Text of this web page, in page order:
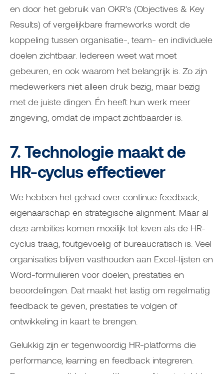
en door het gebruik van OKR’s (Objectives & Key
Results) of vergelijkbare frameworks wordt de
koppeling tussen organisatie-, team- en individuele
doelen zichtbaar. Iedereen weet wat moet
gebeuren, en ook waarom het belangrijk is. Zo zijn
medewerkers niet alleen druk bezig, maar bezig
met de juiste dingen. Én heeft hun werk meer
zingeving, omdat de impact zichtbaarder is.
7. Technologie maakt de
HR-cyclus effectiever
We hebben het gehad over continue feedback,
eigenaarschap en strategische alignment. Maar al
deze ambities komen moeilijk tot leven als de HR-
cyclus traag, foutgevoelig of bureaucratisch is. Veel
organisaties blijven vasthouden aan Excel-lijsten en
Word-formulieren voor doelen, prestaties en
beoordelingen. Dat maakt het lastig om regelmatig
feedback te geven, prestaties te volgen of
ontwikkeling in kaart te brengen.
Gelukkig zijn er tegenwoordig HR-platforms die
performance, learning en feedback integreren.